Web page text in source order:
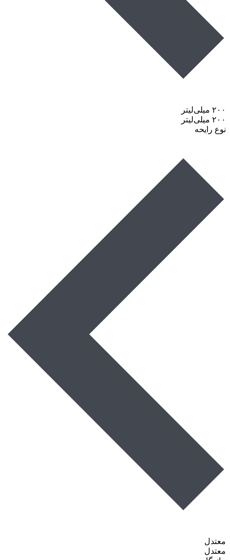
۲۰۰ میلی‌لیتر
۲۰۰ میلی‌لیتر
نوع رایحه
معتدل
معتدل